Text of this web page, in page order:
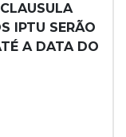
IPTU SERÃO
A DATA DO